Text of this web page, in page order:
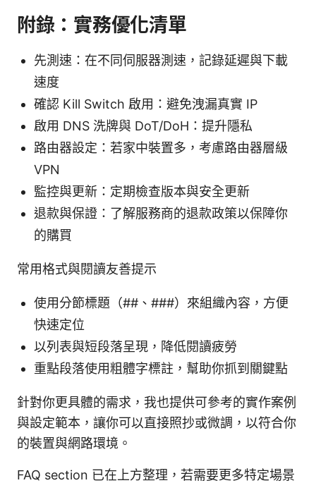
附錄：實務優化清單
先測速：在不同伺服器測速，記錄延遲與下載
速度
確認 Kill Switch 啟用：避免洩漏真實 IP
啟用 DNS 洗牌與 DoT/DoH：提升隱私
路由器設定：若家中裝置多，考慮路由器層級
VPN
監控與更新：定期檢查版本與安全更新
退款與保證：了解服務商的退款政策以保障你
的購買
常用格式與閱讀友善提示
使用分節標題（##、###）來組織內容，方便
快速定位
以列表與短段落呈現，降低閱讀疲勞
重點段落使用粗體字標註，幫助你抓到關鍵點
針對你更具體的需求，我也提供可參考的實作案例
與設定範本，讓你可以直接照抄或微調，以符合你
的裝置與網路環境。
FAQ section 已在上方整理，若需要更多特定場景